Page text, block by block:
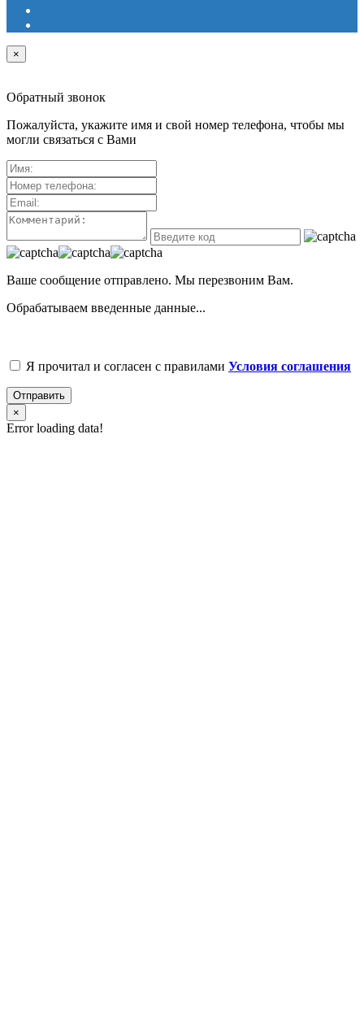
×
Обратный звонок
Пожалуйста, укажите имя и свой номер телефона, чтобы мы
могли связаться с Вами
Ваше сообщение отправлено. Мы перезвоним Вам.
Обрабатываем введенные данные...
Я прочитал и согласен с правилами Условия соглашения
Отправить
×
Error loading data!